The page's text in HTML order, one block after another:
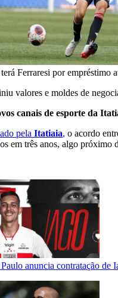
Ferraresi por empréstimo
valores e moldes de
canais de esporte da
pela Itatiaia, o acordo
em três anos, algo próximo
Paulo anuncia contratação de